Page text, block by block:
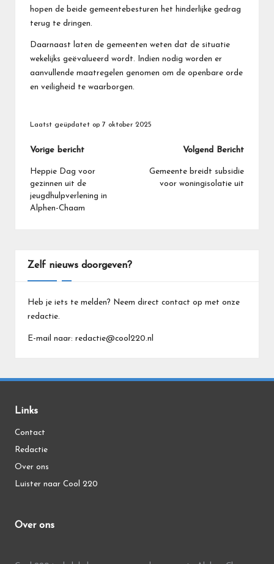
hopen de beide gemeentebesturen het hinderlijke gedrag
terug te dringen.
Daarnaast laten de gemeenten weten dat de situatie
wekelijks geëvalueerd wordt. Indien nodig worden er
aanvullende maatregelen genomen om de openbare orde
en veiligheid te waarborgen.
Laatst geüpdatet op 7 oktober 2025
Bericht
navigatie
Vorige bericht
Heppie Dag voor
gezinnen uit de
jeugdhulpverlening in
Alphen-Chaam
Volgend Bericht
Gemeente breidt subsidie
voor woningisolatie uit
Zelf nieuws doorgeven?
Heb je iets te melden? Neem direct contact op met onze
redactie.
E-mail naar: redactie@cool220.nl
Links
Contact
Redactie
Over ons
Luister naar Cool 220
Over ons